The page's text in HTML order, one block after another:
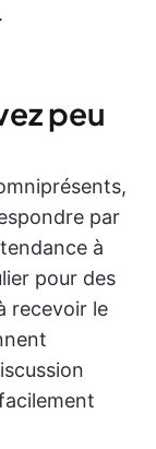
peu
par
à
pour des
recevoir le